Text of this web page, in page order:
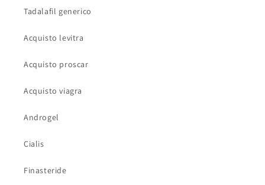
Tadalafil generico
Acquisto levitra
Acquisto proscar
Acquisto viagra
Androgel
Cialis
Finasteride